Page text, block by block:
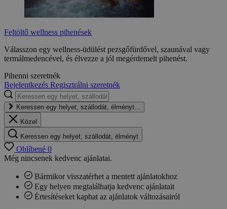
Feltöltő wellness pihenések
Válasszon egy wellness-üdülést pezsgőfürdővel, szaunával vagy
termálmedencével, és élvezze a jól megérdemelt pihenést.
Pihenni szeretnék
Bejelentkezés Regisztrálni szeretnék
Keressen egy helyet, szállodát, élményt...
Közel
Keressen egy helyet, szállodát, élményt
Oblíbené 0
Még nincsenek kedvenc ajánlatai.
Bármikor visszatérhet a mentett ajánlatokhoz
Egy helyen megtalálhatja kedvenc ajánlatait
Értesítéseket kaphat az ajánlatok változásairól